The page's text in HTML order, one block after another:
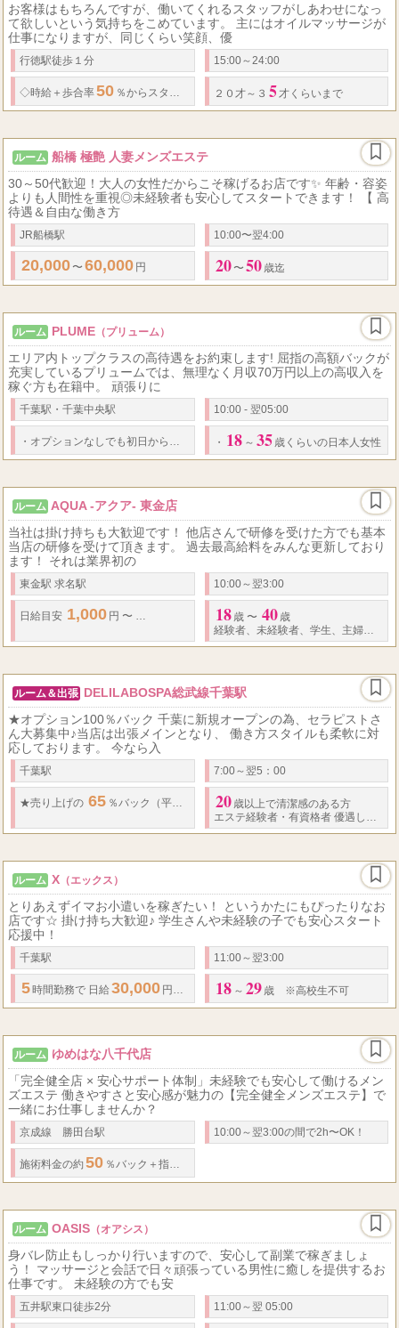
お客様はもちろんですが、働いてくれるスタッフがしあわせになっ
て欲しいという気持ちをこめています。 主にはオイルマッサージが
仕事になりますが、同じくらい笑顔、優
行徳駅徒歩１分 15:00～24:00
◇時給＋ 歩合率50 ％からスタート お客様がつかなくても０はありません
２０才～３ 5才くらいまで
ルーム 船橋 極艶 人妻メンズエステ
30～50代歓迎！大人の女性だからこそ稼げるお店です✨ 年齢・容姿
よりも人間性を重視◎未経験者も安心してスタートできます！ 【 高
待遇＆自由な働き方
JR船橋駅 10:00〜翌4:00
20,000 〜 60,000 円 20 〜 50 歳迄
ルーム PLUME （プリューム）
エリア内トップクラスの高待遇をお約束します! 屈指の高額バックが
充実しているプリュームでは、無理なく月収70万円以上の高収入を
稼ぐ方も在籍中。 頑張りに
千葉駅・千葉中央駅 10:00 - 翌05:00
・ オプションなしでも初日から 11,000 円 120 分14,000円の
・ 18 ～ 35 歳くらいの日本人女性
ルーム AQUA -アクア- 東金店
当社は掛け持ちも大歓迎です！ 他店さんで研修を受けた方でも基本
当店の研修を受けて頂きます。 過去最高給料をみんな更新しており
ます！ それは業界初の
東金駅 求名駅 10:00～翌3:00
日給目安 1,000 円 〜 ★ 最低保証あり ～
18 歳 〜 40 歳
経験者、未経験者、学生、主婦歓迎！
ルーム＆出張 DELILABOSPA総武線千葉駅
★オプション100％バック 千葉に新規オープンの為、セラピストさ
ん大募集中♪当店は出張メインとなり、 働き方スタイルも柔軟に対
応しております。 今なら入
千葉駅 7:00～翌5：00
★売り上げの 65 ％バック（平均） % ～75 % バックです！！
20 歳以上で清潔感のある方
エステ経験者・ 有資格者 優遇します。
ルーム X （エックス）
とりあえずイマお小遣いを稼ぎたい！ というかたにもぴったりなお
店です☆ 掛け持ち大歓迎♪ 学生さんや未経験の子でも安心スタート
応援中！
千葉駅 11:00～翌3:00
5時間勤務で 日給 30,000 円以上 18 ～ 29 歳 ※高校生不可
ルーム ゆめはな八千代店
「完全健全店 × 安心サポート体制」未経験でも安心して働けるメン
ズエステ 働きやすさと安心感が魅力の【完全健全メンズエステ】で
一緒にお仕事しませんか？
京成線 勝田台駅 10:00～翌3:00の間で2h〜OK！
施術料金の約 50 ％バック＋指名料全額バック＋お店からボーナス
ルーム OASIS （オアシス）
身バレ防止もしっかり行いますので、安心して副業で稼ぎましょ
う！ マッサージと会話で日々頑張っている男性に癒しを提供するお
仕事です。 未経験の方でも安
五井駅東口徒歩2分 11:00～翌 05:00